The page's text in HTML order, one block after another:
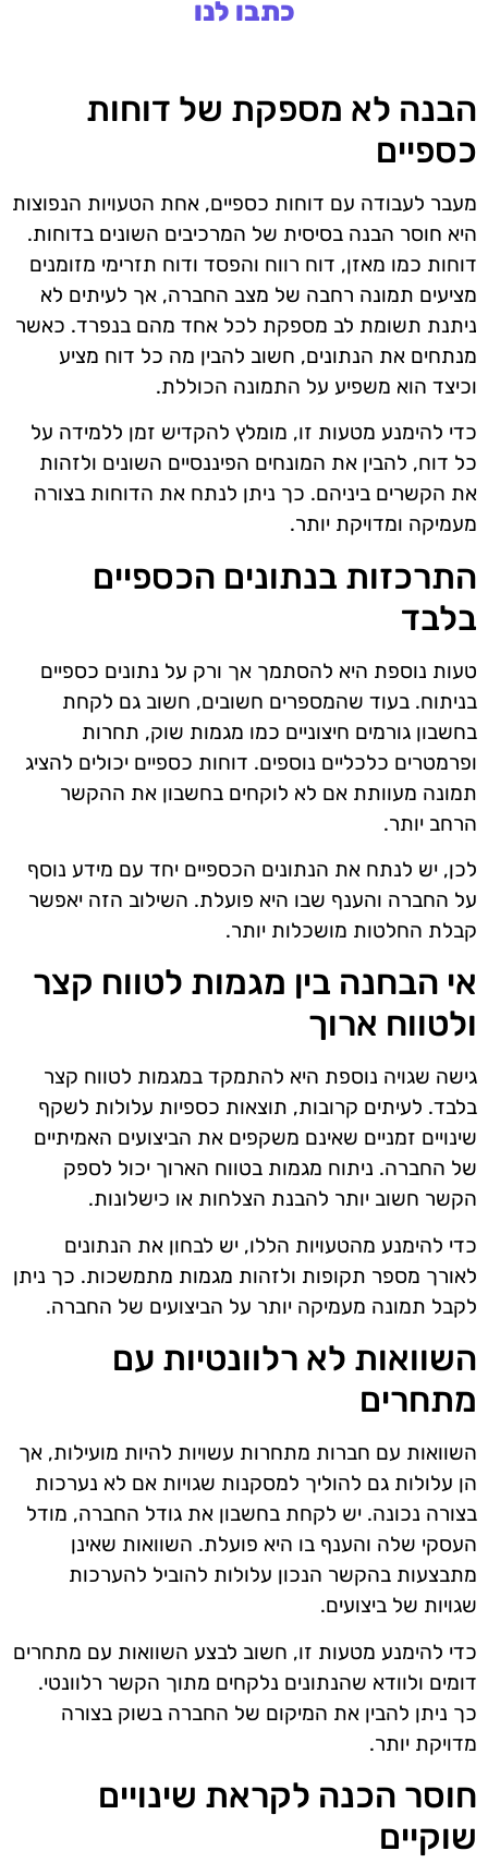
כתבו לנו
הבנה לא מספקת של דוחות
כספיים
מעבר לעבודה עם דוחות כספיים, אחת הטעויות הנפוצות
היא חוסר הבנה בסיסית של המרכיבים השונים בדוחות.
דוחות כמו מאזן, דוח רווח והפסד ודוח תזרימי מזומנים
מציעים תמונה רחבה של מצב החברה, אך לעיתים לא
ניתנת תשומת לב מספקת לכל אחד מהם בנפרד. כאשר
מנתחים את הנתונים, חשוב להבין מה כל דוח מציע
וכיצד הוא משפיע על התמונה הכוללת.
כדי להימנע מטעות זו, מומלץ להקדיש זמן ללמידה על
כל דוח, להבין את המונחים הפיננסיים השונים ולזהות
את הקשרים ביניהם. כך ניתן לנתח את הדוחות בצורה
מעמיקה ומדויקת יותר.
התרכזות בנתונים הכספיים
בלבד
טעות נוספת היא להסתמך אך ורק על נתונים כספיים
בניתוח. בעוד שהמספרים חשובים, חשוב גם לקחת
בחשבון גורמים חיצוניים כמו מגמות שוק, תחרות
ופרמטרים כלכליים נוספים. דוחות כספיים יכולים להציג
תמונה מעוותת אם לא לוקחים בחשבון את ההקשר
הרחב יותר.
לכן, יש לנתח את הנתונים הכספיים יחד עם מידע נוסף
על החברה והענף שבו היא פועלת. השילוב הזה יאפשר
קבלת החלטות מושכלות יותר.
אי הבחנה בין מגמות לטווח קצר
ולטווח ארוך
גישה שגויה נוספת היא להתמקד במגמות לטווח קצר
בלבד. לעיתים קרובות, תוצאות כספיות עלולות לשקף
שינויים זמניים שאינם משקפים את הביצועים האמיתיים
של החברה. ניתוח מגמות בטווח הארוך יכול לספק
הקשר חשוב יותר להבנת הצלחות או כישלונות.
כדי להימנע מהטעויות הללו, יש לבחון את הנתונים
לאורך מספר תקופות ולזהות מגמות מתמשכות. כך ניתן
לקבל תמונה מעמיקה יותר על הביצועים של החברה.
השוואות לא רלוונטיות עם
מתחרים
השוואות עם חברות מתחרות עשויות להיות מועילות, אך
הן עלולות גם להוליך למסקנות שגויות אם לא נערכות
בצורה נכונה. יש לקחת בחשבון את גודל החברה, מודל
העסקי שלה והענף בו היא פועלת. השוואות שאינן
מתבצעות בהקשר הנכון עלולות להוביל להערכות
שגויות של ביצועים.
כדי להימנע מטעות זו, חשוב לבצע השוואות עם מתחרים
דומים ולוודא שהנתונים נלקחים מתוך הקשר רלוונטי.
כך ניתן להבין את המיקום של החברה בשוק בצורה
מדויקת יותר.
חוסר הכנה לקראת שינויים
שוקיים